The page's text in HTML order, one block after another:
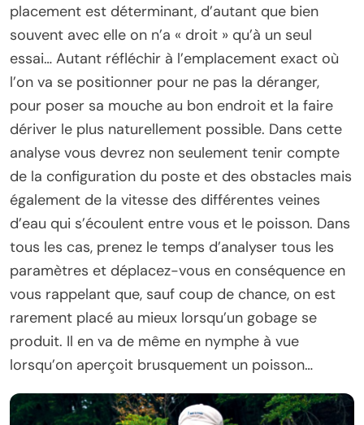
placement est déterminant, d’autant que bien
souvent avec elle on n’a « droit » qu’à un seul
essai… Autant réfléchir à l’emplacement exact où
l’on va se positionner pour ne pas la déranger,
pour poser sa mouche au bon endroit et la faire
dériver le plus naturellement possible. Dans cette
analyse vous devrez non seulement tenir compte
de la configuration du poste et des obstacles mais
également de la vitesse des différentes veines
d’eau qui s’écoulent entre vous et le poisson. Dans
tous les cas, prenez le temps d’analyser tous les
paramètres et déplacez-vous en conséquence en
vous rappelant que, sauf coup de chance, on est
rarement placé au mieux lorsqu’un gobage se
produit. Il en va de même en nymphe à vue
lorsqu’on aperçoit brusquement un poisson…